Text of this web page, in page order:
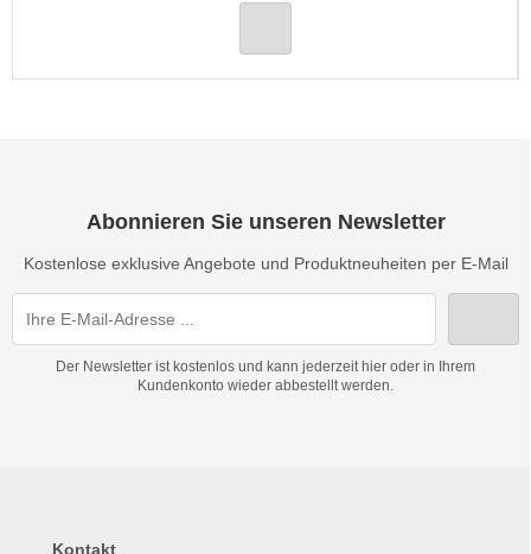
Abonnieren Sie unseren Newsletter
Kostenlose exklusive Angebote und Produktneuheiten per E-Mail
Der Newsletter ist kostenlos und kann jederzeit hier oder in Ihrem
Kundenkonto wieder abbestellt werden.
Kontakt